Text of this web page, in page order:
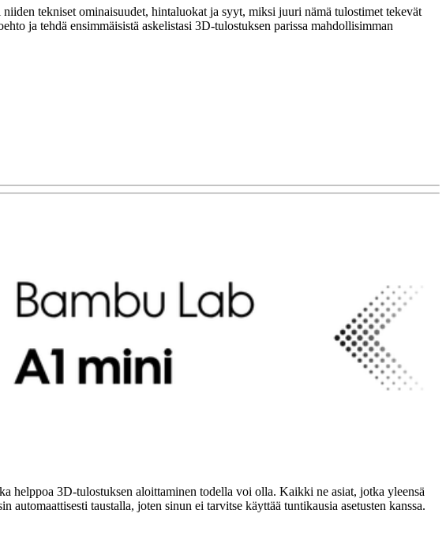
tekniset ominaisuudet, hintaluokat ja syyt, miksi juuri nämä tulostimet tekevät
ja tehdä ensimmäisistä askelistasi 3D-tulostuksen parissa mahdollisimman
helppoa 3D-tulostuksen aloittaminen todella voi olla. Kaikki ne asiat, jotka yleensä
taustalla, joten sinun ei tarvitse käyttää tuntikausia asetusten kanssa.